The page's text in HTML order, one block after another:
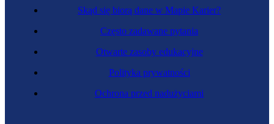
Skąd się biorą dane w Mapie Karier?
Często zadawane pytania
Otwarte zasoby edukacyjne
Polityka prywatności
Ochrona przed nadużyciami